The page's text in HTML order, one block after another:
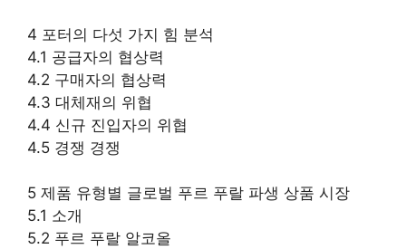
4 포터의 다섯 가지 힘 분석
4.1 공급자의 협상력
4.2 구매자의 협상력
4.3 대체재의 위협
4.4 신규 진입자의 위협
4.5 경쟁 경쟁
5 제품 유형별 글로벌 푸르 푸랄 파생 상품 시장
5.1 소개
5.2 푸르 푸랄 알코올